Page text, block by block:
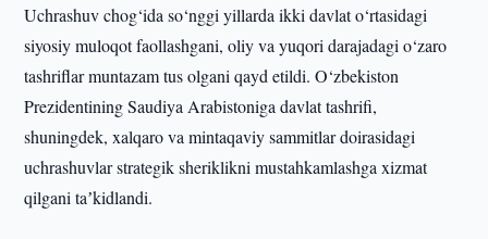
Uchrashuv chog‘ida so‘nggi yillarda ikki davlat o‘rtasidagi
siyosiy muloqot faollashgani, oliy va yuqori darajadagi o‘zaro
tashriflar muntazam tus olgani qayd etildi. O‘zbekiston
Prezidentining Saudiya Arabistoniga davlat tashrifi,
shuningdek, xalqaro va mintaqaviy sammitlar doirasidagi
uchrashuvlar strategik sheriklikni mustahkamlashga xizmat
qilgani taʼkidlandi.